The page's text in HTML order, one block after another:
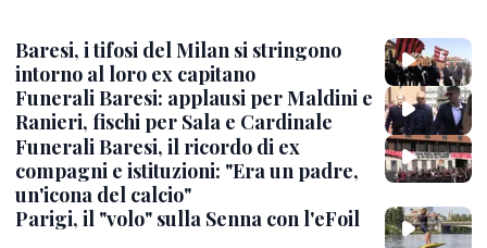
Baresi, i tifosi del Milan si stringono
intorno al loro ex capitano
Funerali Baresi: applausi per Maldini e
Ranieri, fischi per Sala e Cardinale
Funerali Baresi, il ricordo di ex
compagni e istituzioni: "Era un padre,
un'icona del calcio"
Parigi, il "volo" sulla Senna con l'eFoil